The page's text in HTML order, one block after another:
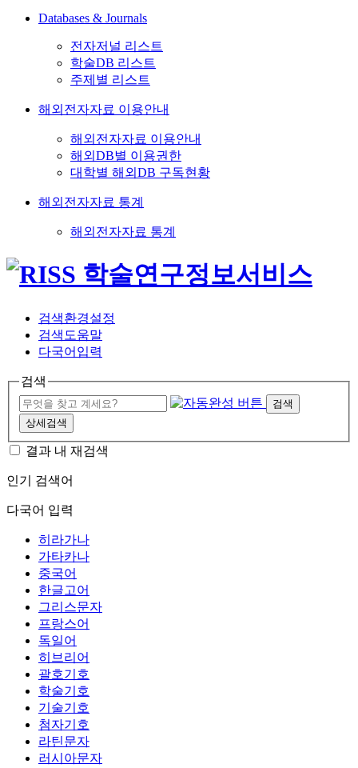
Databases & Journals
전자저널 리스트
학술DB 리스트
주제별 리스트
해외전자자료 이용안내
해외전자자료 이용안내
해외DB별 이용권한
대학별 해외DB 구독현황
해외전자자료 통계
해외전자자료 통계
검색환경설정
검색도움말
다국어입력
검색
검색
상세검색
결과 내 재검색
인기 검색어
다국어 입력
히라가나
가타카나
중국어
한글고어
그리스문자
프랑스어
독일어
히브리어
괄호기호
학술기호
기술기호
첨자기호
라틴문자
러시아문자